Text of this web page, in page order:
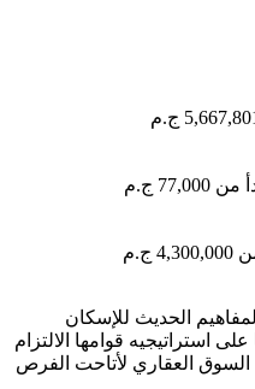
ج.م
من 77,000 ج.م
4,300,000 ج.م
الحديث للإسكان
استراتيجيه قوامها الالتزام
العقاري لأتاحت الفرص